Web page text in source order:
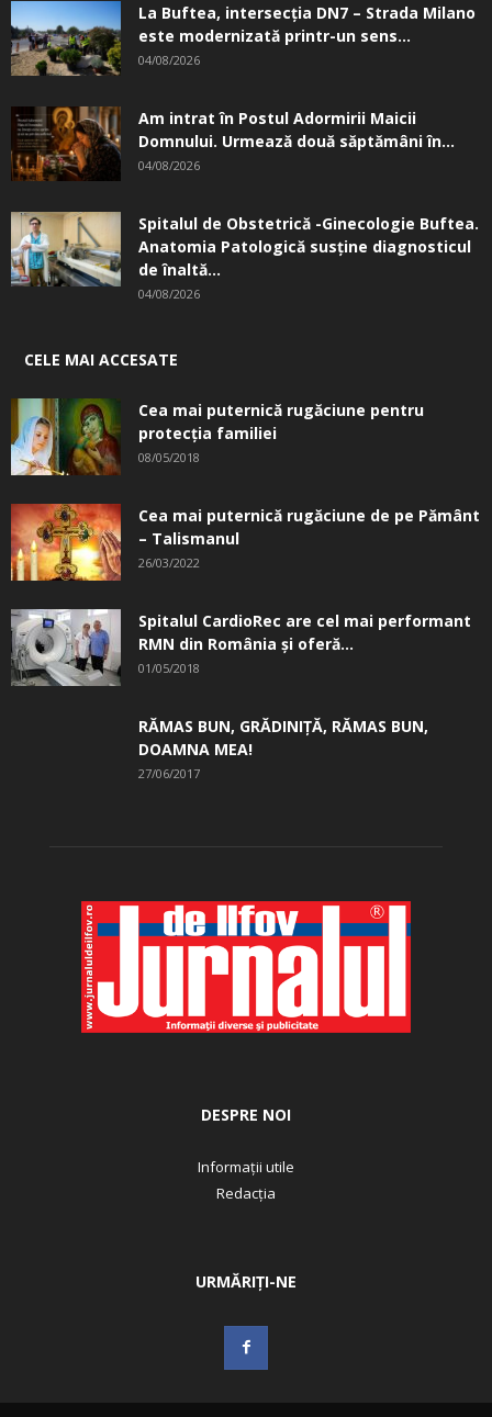
La Buftea, intersecţia DN7 – Strada Milano
este modernizată printr-un sens...
04/08/2026
Am intrat în Postul Adormirii Maicii
Domnului. Urmează două săptămâni în...
04/08/2026
Spitalul de Obstetrică -Ginecologie Buftea.
Anatomia Patologică susţine diagnosticul
de înaltă...
04/08/2026
CELE MAI ACCESATE
Cea mai puternică rugăciune pentru
protecția familiei
08/05/2018
Cea mai puternică rugăciune de pe Pământ
– Talismanul
26/03/2022
Spitalul CardioRec are cel mai performant
RMN din România și oferă...
01/05/2018
RĂMAS BUN, GRĂDINIŢĂ, ­RĂMAS BUN,
DOAMNA MEA!
27/06/2017
DESPRE NOI
Informații utile
Redacția
URMĂRIȚI-NE